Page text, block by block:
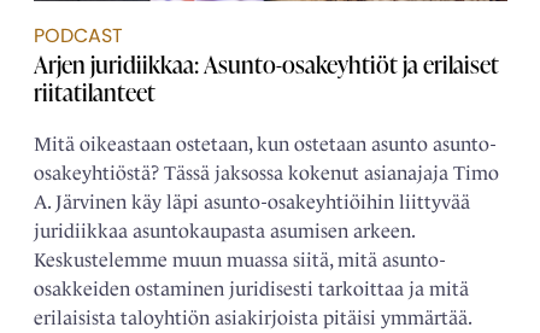
PODCAST
Arjen juridiikkaa: Asunto-osakeyhtiöt ja erilaiset
riitatilanteet
Mitä oikeastaan ostetaan, kun ostetaan asunto asunto-
osakeyhtiöstä? Tässä jaksossa kokenut asianajaja Timo
A. Järvinen käy läpi asunto-osakeyhtiöihin liittyvää
juridiikkaa asuntokaupasta asumisen arkeen.
Keskustelemme muun muassa siitä, mitä asunto-
osakkeiden ostaminen juridisesti tarkoittaa ja mitä
erilaisista taloyhtiön asiakirjoista pitäisi ymmärtää.